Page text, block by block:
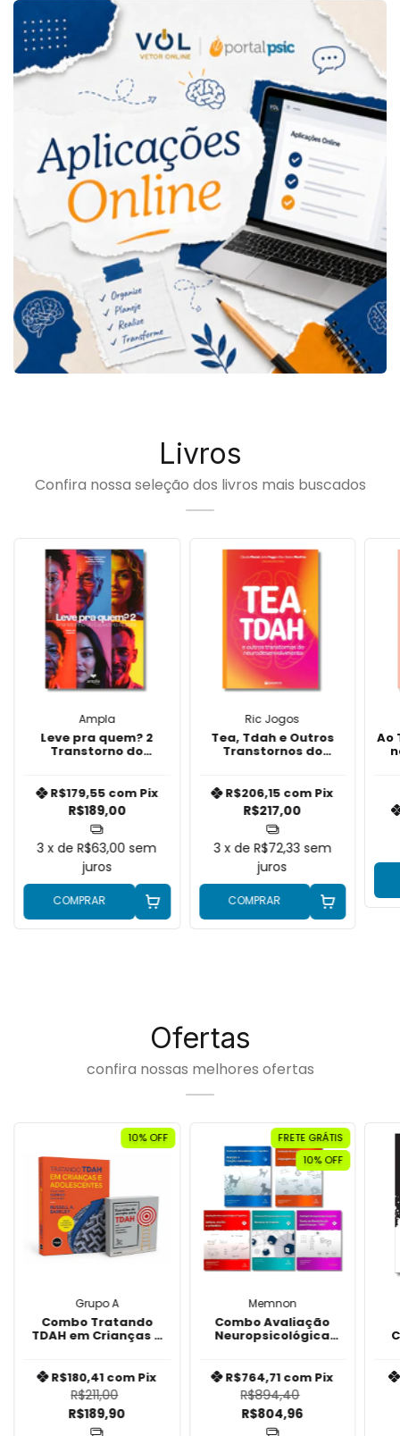
Livros
Confira nossa seleção dos livros mais buscados
Ampla
Leve pra quem? 2
Transtorno do
R$189,00
R$179,55 com Pix
3 x deR$63,00 sem
juros
COMPRAR
Ric Jogos
Tea, Tdah e Outros
Transtornos do
R$217,00
R$206,15 comPix
3 x deR$72,33 sem
juros
COMPRAR
Ao
Ofertas
confira nossas melhores ofertas
10% OFF
Grupo A
Combo Tratando
TDAH em Crianças e
R$211,00
R$189,90
R$180,41comPix
FRETE GRÁTIS
10% OFF
Memnon
Combo Avaliação
Neuropsicológica
R$894,40
R$804,96
R$764,71comPix